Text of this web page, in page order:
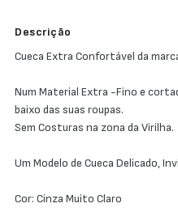
Descrição
Cueca Extra Confortável da
Num Material Extra -Fino e
baixo das suas roupas.
Sem Costuras na zona da Virilha.
Um Modelo de Cueca Delicado,
Cor: Cinza Muito Claro